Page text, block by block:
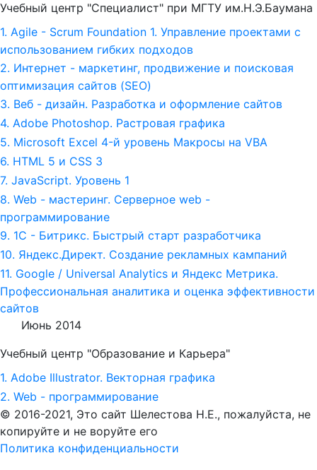
Учебный центр "Специалист" при МГТУ им.Н.Э.Баумана
1. Agile - Scrum Foundation 1. Управление проектами с
использованием гибких подходов
2. Интернет - маркетинг, продвижение и поисковая
оптимизация сайтов (SEO)
3. Веб - дизайн. Разработка и оформление сайтов
4. Adobe Photoshop. Растровая графика
5. Microsoft Excel 4-й уровень Макросы на VBA
6. HTML 5 и СSS 3
7. JavaScript. Уровень 1
8. Web - мастеринг. Серверное web -
программирование
9. 1С - Битрикс. Быстрый старт разработчика
10. Яндекс.Директ. Создание рекламных кампаний
11. Google / Universal Analytics и Яндекс Метрика.
Профессиональная аналитика и оценка эффективности
сайтов
Июнь 2014
Учебный центр "Образование и Карьера"
1. Adobe Illustrator. Векторная графика
2. Web - программирование
© 2016-2021, Это сайт Шелестова Н.Е., пожалуйста, не
копируйте и не воруйте его
Политика конфиденциальности